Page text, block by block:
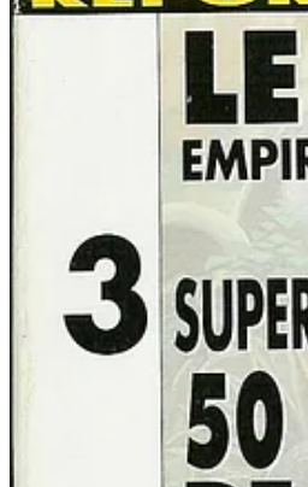
d’interroger des personnages
ou simplement d’avoir la